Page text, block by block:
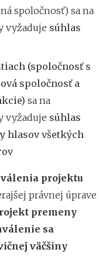
spoločnosť) sa na
vyžaduje súhlas
(spoločnosť s
spoločnosť a
sa na
vyžaduje súhlas
hlasov všetkých
projektu
právnej úprave
premeny
sa
väčšiny